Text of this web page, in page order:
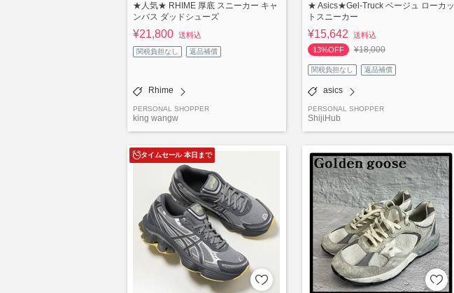
★人気★ RHIME 厚底 スニーカー キャ
ンバス ダッドシューズ
¥21,800 送料込
関税負担なし 返品補償
Rhime
PERSONAL SHOPPER
king wangw
★ Asics★Gel-Truck ベージュ ローカッ
トスニーカー
¥15,642
送料込
13%OFF
¥18,000
関税負担なし 返品補償
asics
PERSONAL SHOPPER
ShijiHub
タイムセール 本日まで